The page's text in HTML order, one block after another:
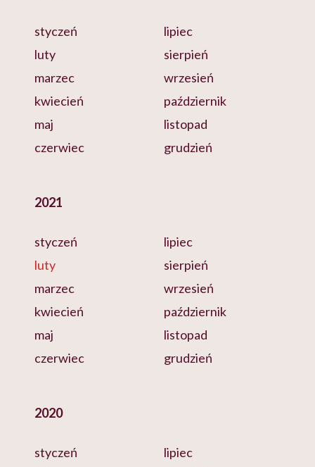
styczeń
luty
marzec
kwiecień
maj
czerwiec
lipiec
sierpień
wrzesień
październik
listopad
grudzień
2021
styczeń
luty
marzec
kwiecień
maj
czerwiec
lipiec
sierpień
wrzesień
październik
listopad
grudzień
2020
styczeń
lipiec